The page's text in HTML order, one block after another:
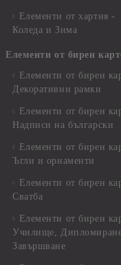
Елементи от хартия -
Коледа и Зима
Елементи от бирен
Елементи от бирен
Декоративни рамки
Елементи от бирен
Надписи на български
Елементи от бирен
Ъгли и орнаменти
Елементи от бирен
Сватба
Елементи от бирен
Училище,
Завършване